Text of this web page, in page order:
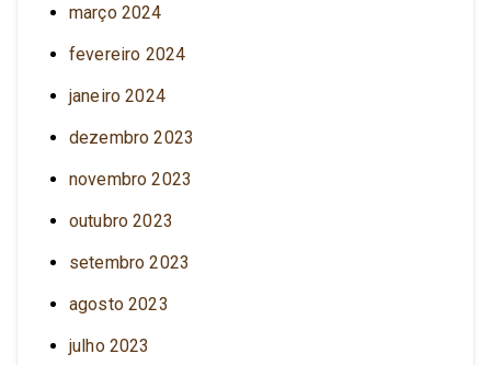
março 2024
fevereiro 2024
janeiro 2024
dezembro 2023
novembro 2023
outubro 2023
setembro 2023
agosto 2023
julho 2023